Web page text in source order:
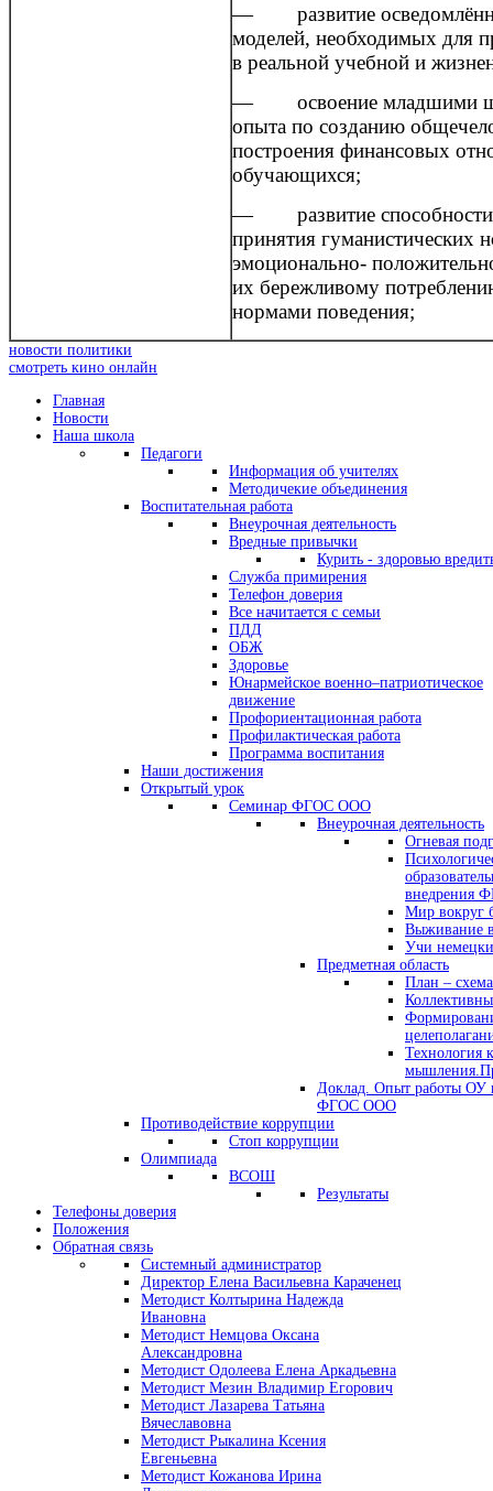
— развитие
моделей, необходимых для
в реальной учебной и
— освоение младшими
опыта по созданию
построения финансовых
обучающихся;
— развитие способности
принятия гуманистических
эмоционально-
их бережливому
нормами поведения;
новости политики
смотреть кино онлайн
Главная
Новости
Наша школа
Педагоги
Информация об учителях
Методичекие объединения
Воспитательная работа
Внеурочная деятельность
Вредные привычки
Курить - здоровью
Служба примирения
Телефон доверия
Все начитается с семьи
ПДД
ОБЖ
Здоровье
Юнармейское военно–патриотическое
движение
Профориентационная работа
Профилактическая работа
Программа воспитания
Наши достижения
Открытый урок
Семинар ФГОС ООО
Внеурочная деятельность
Огневая
внедрения
Мир вокруг
Выживание
Учи
Предметная область
План –
Технология
Доклад. Опыт работы ОУ
ФГОС ООО
Противодействие коррупции
Стоп коррупции
Олимпиада
ВСОШ
Результаты
Телефоны доверия
Положения
Обратная связь
Системный администратор
Директор Елена Васильевна Караченец
Методист Колтырина Надежда
Ивановна
Методист Немцова Оксана
Александровна
Методист Одолеева Елена Аркадьевна
Методист Мезин Владимир Егорович
Методист Лазарева Татьяна
Вячеславовна
Методист Рыкалина Ксения
Евгеньевна
Методист Кожанова Ирина